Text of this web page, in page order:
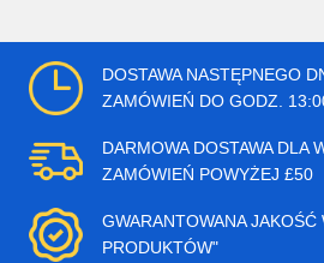
DOSTAWA NASTĘPNEGO
ZAMÓWIEŃ DO GODZ.
DARMOWA DOSTAWA DLA
ZAMÓWIEŃ POWYŻEJ £50
GWARANTOWANA JAKOŚĆ
PRODUKTÓW"